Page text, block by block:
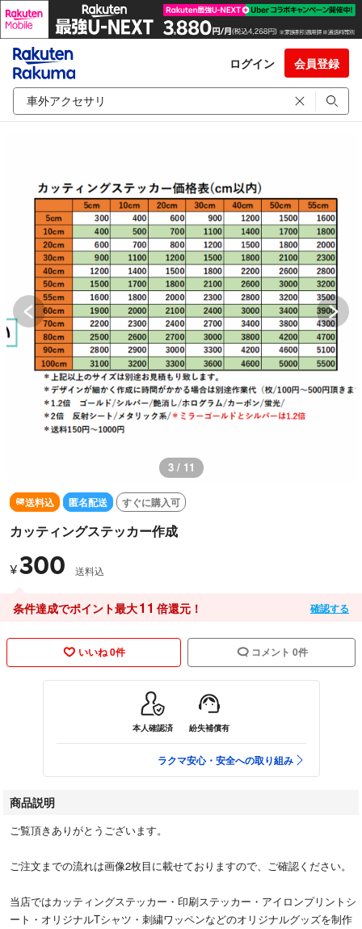
ログイン 会員登録
3 / 11
送料込 匿名配送 すぐに購入可
カッティングステッカー作成
¥300 送料込
条件達成でポイント最大11 倍還元！ 確認する
いいね 0件 コメント 0件
本人確認済 紛失補償有
ラクマ安心・安全への取り組み
商品説明
ご覧頂きありがとうございます。
ご注文までの流れは画像2枚目に載せておりますので、ご確認ください。
当店ではカッティングステッカー・印刷ステッカー・アイロンプリントシ
ート・オリジナルTシャツ・刺繍ワッペンなどのオリジナルグッズを制作